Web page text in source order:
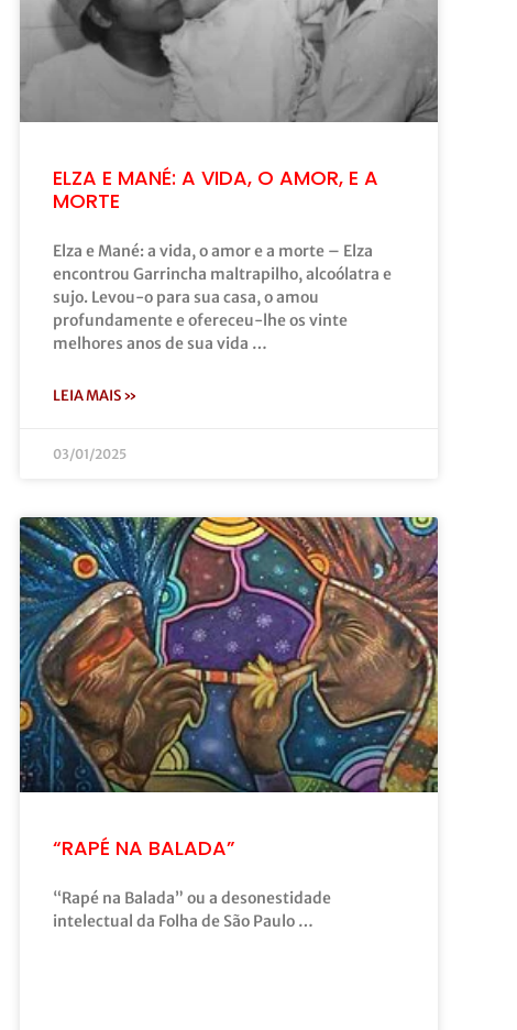
ELZA E MANÉ: A VIDA, O AMOR, E A
MORTE
Elza e Mané: a vida, o amor e a morte – Elza
encontrou Garrincha maltrapilho, alcoólatra e
sujo. Levou-o para sua casa, o amou
profundamente e ofereceu-lhe os vinte
melhores anos de sua vida …
LEIA MAIS »
03/01/2025
“RAPÉ NA BALADA”
“Rapé na Balada” ou a desonestidade
intelectual da Folha de São Paulo …